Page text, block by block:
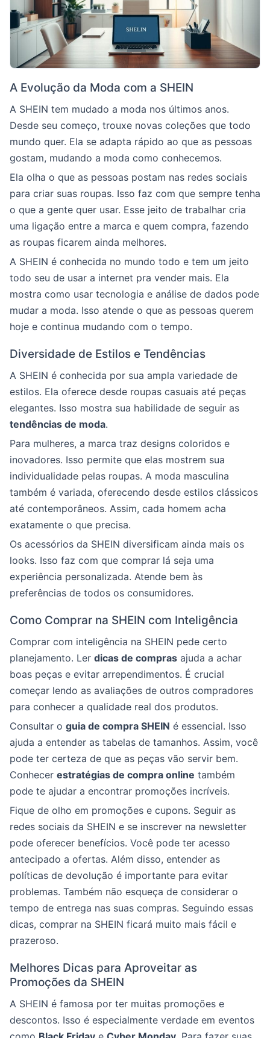
A Evolução da Moda com a SHEIN
A SHEIN tem mudado a moda nos últimos anos.
Desde seu começo, trouxe novas coleções que todo
mundo quer. Ela se adapta rápido ao que as pessoas
gostam, mudando a moda como conhecemos.
Ela olha o que as pessoas postam nas redes sociais
para criar suas roupas. Isso faz com que sempre tenha
o que a gente quer usar. Esse jeito de trabalhar cria
uma ligação entre a marca e quem compra, fazendo
as roupas ficarem ainda melhores.
A SHEIN é conhecida no mundo todo e tem um jeito
todo seu de usar a internet pra vender mais. Ela
mostra como usar tecnologia e análise de dados pode
mudar a moda. Isso atende o que as pessoas querem
hoje e continua mudando com o tempo.
Diversidade de Estilos e Tendências
A SHEIN é conhecida por sua ampla variedade de
estilos. Ela oferece desde roupas casuais até peças
elegantes. Isso mostra sua habilidade de seguir as
tendências de moda.
Para mulheres, a marca traz designs coloridos e
inovadores. Isso permite que elas mostrem sua
individualidade pelas roupas. A moda masculina
também é variada, oferecendo desde estilos clássicos
até contemporâneos. Assim, cada homem acha
exatamente o que precisa.
Os acessórios da SHEIN diversificam ainda mais os
looks. Isso faz com que comprar lá seja uma
experiência personalizada. Atende bem às
preferências de todos os consumidores.
Como Comprar na SHEIN com Inteligência
Comprar com inteligência na SHEIN pede certo
planejamento. Ler dicas de compras ajuda a achar
boas peças e evitar arrependimentos. É crucial
começar lendo as avaliações de outros compradores
para conhecer a qualidade real dos produtos.
Consultar o guia de compra SHEIN é essencial. Isso
ajuda a entender as tabelas de tamanhos. Assim, você
pode ter certeza de que as peças vão servir bem.
Conhecer estratégias de compra online também
pode te ajudar a encontrar promoções incríveis.
Fique de olho em promoções e cupons. Seguir as
redes sociais da SHEIN e se inscrever na newsletter
pode oferecer benefícios. Você pode ter acesso
antecipado a ofertas. Além disso, entender as
políticas de devolução é importante para evitar
problemas. Também não esqueça de considerar o
tempo de entrega nas suas compras. Seguindo essas
dicas, comprar na SHEIN ficará muito mais fácil e
prazeroso.
Melhores Dicas para Aproveitar as
Promoções da SHEIN
A SHEIN é famosa por ter muitas promoções e
descontos. Isso é especialmente verdade em eventos